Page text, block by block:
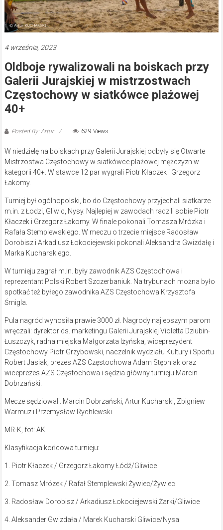
4 września, 2023
Oldboje rywalizowali na boiskach przy
Galerii Jurajskiej w mistrzostwach
Częstochowy w siatkówce plażowej
40+
Posted By: Artur 629 Views
W niedzielę na boiskach przy Galerii Jurajskiej odbyły się Otwarte
Mistrzostwa Częstochowy w siatkówce plażowej mężczyzn w
kategorii 40+. W stawce 12 par wygrali Piotr Kłaczek i Grzegorz
Łakomy.
Turniej był ogólnopolski, bo do Częstochowy przyjechali siatkarze
m.in. z Łodzi, Gliwic, Nysy. Najlepiej w zawodach radzili sobie Piotr
Kłaczek i Grzegorz Łakomy. W finale pokonali Tomasza Mrózka i
Rafała Stemplewskiego. W meczu o trzecie miejsce Radosław
Dorobisz i Arkadiusz Łokociejewski pokonali Aleksandra Gwizdałę i
Marka Kucharskiego.
W turnieju zagrał m.in. były zawodnik AZS Częstochowa i
reprezentant Polski Robert Szczerbaniuk. Na trybunach można było
spotkać też byłego zawodnika AZS Częstochowa Krzysztofa
Śmigla.
Pula nagród wynosiła prawie 3000 zł. Nagrody najlepszym parom
wręczali: dyrektor ds. marketingu Galerii Jurajskiej Violetta Dziubin-
Łuszczyk, radna miejska Małgorzata Iżyńska, wiceprezydent
Częstochowy Piotr Grzybowski, naczelnik wydziału Kultury i Sportu
Robert Jasiak, prezes AZS Częstochowa Adam Stępniak oraz
wiceprezes AZS Częstochowa i sędzia główny turnieju Marcin
Dobrzański.
Mecze sędziowali: Marcin Dobrzański, Artur Kucharski, Zbigniew
Warmuz i Przemysław Rychlewski.
MR-K, fot: AK
Klasyfikacja końcowa turnieju:
1. Piotr Kłaczek / Grzegorz Łakomy Łódź/Gliwice
2. Tomasz Mrózek / Rafał Stemplewski Żywiec/Żywiec
3. Radosław Dorobisz / Arkadiusz Łokociejewski Żarki/Gliwice
4. Aleksander Gwizdała / Marek Kucharski Gliwice/Nysa